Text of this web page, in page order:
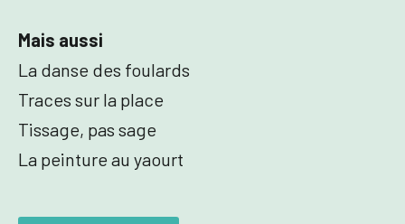
Mais aussi
La danse des foulards
Traces sur la place
Tissage, pas sage
La peinture au yaourt